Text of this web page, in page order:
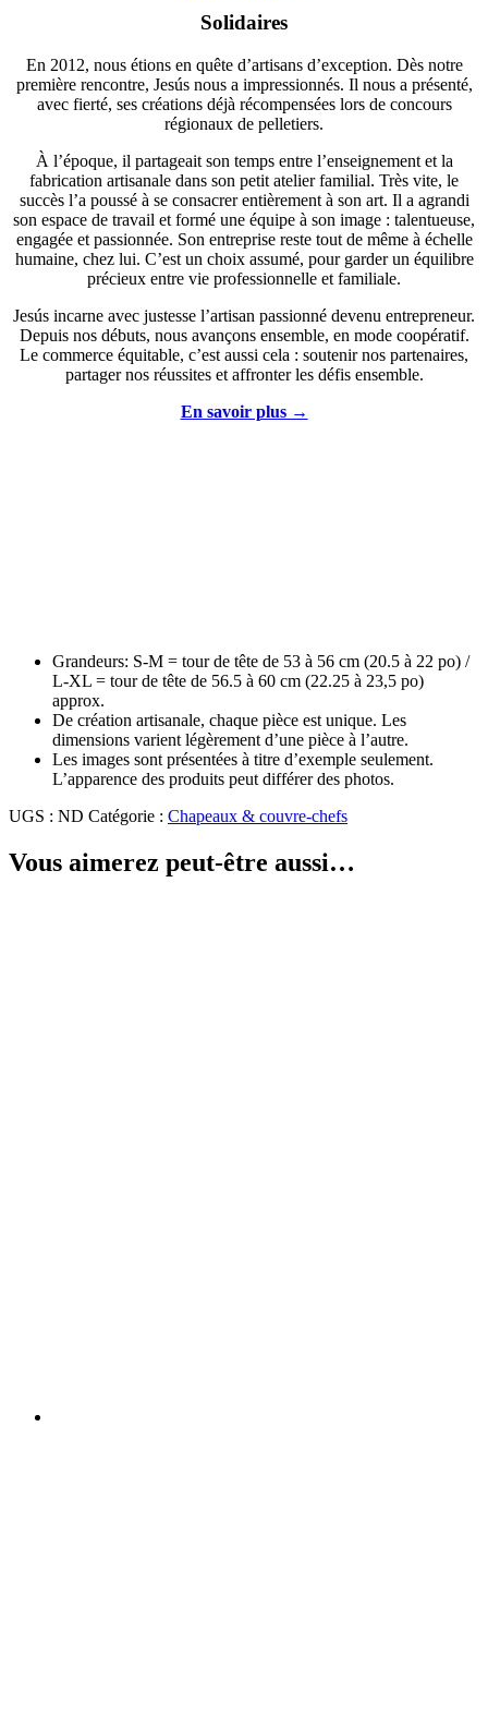
Solidaires
En 2012, nous étions en quête d’artisans d’exception. Dès notre
première rencontre, Jesús nous a impressionnés. Il nous a présenté,
avec fierté, ses créations déjà récompensées lors de concours
régionaux de pelletiers.
À l’époque, il partageait son temps entre l’enseignement et la
fabrication artisanale dans son petit atelier familial. Très vite, le
succès l’a poussé à se consacrer entièrement à son art. Il a agrandi
son espace de travail et formé une équipe à son image : talentueuse,
engagée et passionnée. Son entreprise reste tout de même à échelle
humaine, chez lui. C’est un choix assumé, pour garder un équilibre
précieux entre vie professionnelle et familiale.
Jesús incarne avec justesse l’artisan passionné devenu entrepreneur.
Depuis nos débuts, nous avançons ensemble, en mode coopératif.
Le commerce équitable, c’est aussi cela : soutenir nos partenaires,
partager nos réussites et affronter les défis ensemble.
En savoir plus →
Grandeurs: S-M = tour de tête de 53 à 56 cm (20.5 à 22 po) /
L-XL = tour de tête de 56.5 à 60 cm (22.25 à 23,5 po)
approx.
De création artisanale, chaque pièce est unique. Les
dimensions varient légèrement d’une pièce à l’autre.
Les images sont présentées à titre d’exemple seulement.
L’apparence des produits peut différer des photos.
UGS : ND Catégorie : Chapeaux & couvre-chefs
Vous aimerez peut-être aussi…